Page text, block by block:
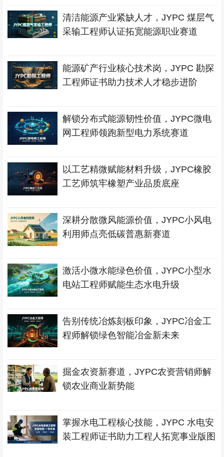
清洁能源产业紧缺人才，JYPC 煤层气
采输工程师认证拓宽能源职业赛道
能源矿产行业核心技术岗，JYPC 勘探
工程师证书助力技术人才稳步进阶
解锁分布式能源韧性价值，JYPC微电
网工程师领跑新型电力系统赛道
以工艺精微赋能材料升级，JYPC橡胶
工艺师筑牢橡塑产业品质底座
深耕分散微风能源价值，JYPC小风电
利用师点亮低碳普惠新赛道
激活小微水能绿色价值，JYPC小型水
电站工程师赋能生态水电升级
告别传统冶炼刻板印象，JYPC冶金工
程师解锁绿色智能冶金新未来
掘金农资新赛道，JYPC农资营销师解
锁农业商业新势能
掌握水电工程核心技能，JYPC 水电安
装工程师证书助力工程人拓宽事业版图